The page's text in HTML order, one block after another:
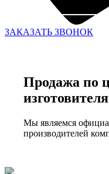
ЗАКАЗАТЬ ЗВОНОК
Продажа по
изготовителя
Мы являемся
производителей